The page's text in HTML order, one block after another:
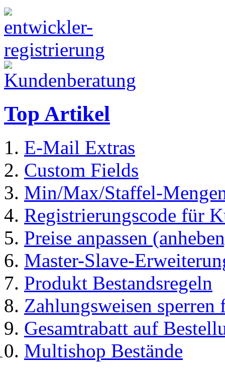
Top Artikel
E-Mail Extras
Custom Fields
Min/Max/Staffel-
Registrierungscode für
Preise anpassen
Master-Slave-
Produkt Bestandsregeln
Zahlungsweisen
Gesamtrabatt auf
Multishop Bestände